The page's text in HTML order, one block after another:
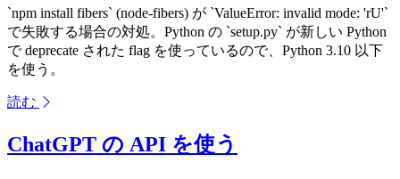
`npm install fibers` (node-fibers) が `ValueError: invalid mode: 'rU'`
で失敗する場合の対処。Python の `setup.py` が新しい Python
で deprecate された flag を使っているので、Python 3.10 以下
を使う。
読む
ChatGPT の API を使う